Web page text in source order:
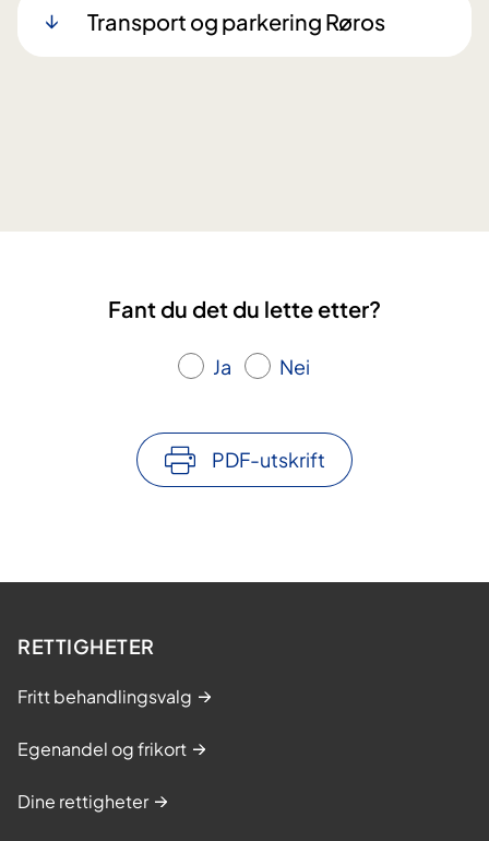
Transport og parkering Røros
Fant du det du lette etter?
Ja Nei
PDF-utskrift
RETTIGHETER
Fritt behandlingsvalg
Egenandel og frikort
Dine rettigheter